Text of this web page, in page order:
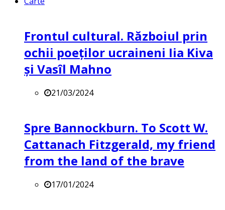
Frontul cultural. Războiul prin
ochii poeților ucraineni Iia Kiva
și Vasîl Mahno
21/03/2024
Spre Bannockburn. To Scott W.
Cattanach Fitzgerald, my friend
from the land of the brave
17/01/2024